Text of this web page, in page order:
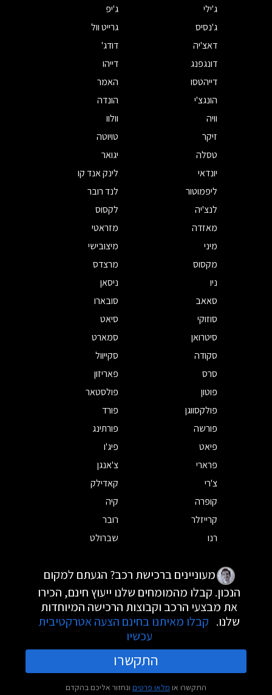
ג'ילי
ג'יפ
ג'נסיס
גרייט וול
דאצ'יה
דודג'
דונגפנג
דייהו
דייהטסו
האמר
הונגצ'י
הונדה
וויה
וולוו
זיקר
טויוטה
טסלה
יגואר
יונדאי
לינק אנד קו
ליפמוטור
לנד רובר
לנצ'יה
לקסוס
מאזדה
מזראטי
מיני
מיצובישי
מקסוס
מרצדס
ניו
ניסאן
סאאב
סובארו
סוזוקי
סיאט
סיטרואן
סמארט
סקודה
סקייוול
סרס
פאריזון
פוטון
פולסטאר
פולקסווגן
פורד
פורשה
פורתינג
פיאט
פיג'ו
פרארי
צ'אנגן
צ'רי
קאדילק
קופרה
קיה
קרייזלר
רובר
רנו
שברולט
מעוניינים ברכישת רכב? הגעתם למקום
הנכון. קבלו מהמומחים שלנו ייעוץ חינם, הכירו
את מבצעי הרכב וקבוצות הרכישה המיוחדות
שלנו. קבלו מאיתנו בחינם הצעה אטרקטיבית
עכשיו
התקשרו
התקשרו או מלאו פרטים ונחזור אליכם בהקדם